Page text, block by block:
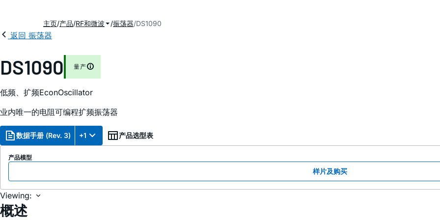
主页 产品 RF和微波 振荡器 DS1090
返回 振荡器
DS1090 量产
低频、扩频EconOscillator
业内唯一的电阻可编程扩频振荡器
数据手册 (Rev. 3) +1 产品选型表
产品模型
样片及购买
Viewing:
概述